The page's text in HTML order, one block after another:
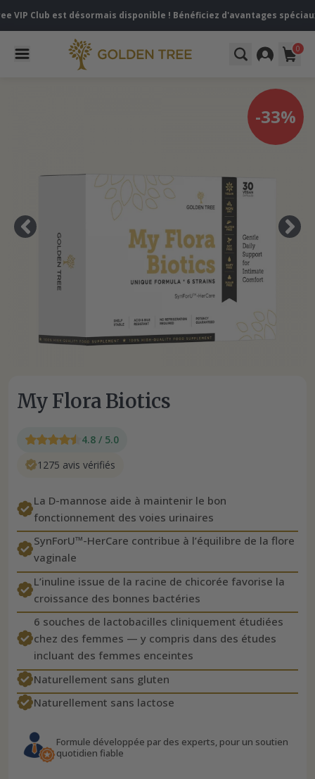
est désormais disponible ! Bénéficiez d'avantages spéciaux
0
-33%
My Flora Biotics
4.8 / 5.0
1275 avis vérifiés
La D-mannose aide à maintenir le bon
fonctionnement des voies urinaires
SynForU™-HerCare contribue à l’équilibre de la flore
vaginale
L’inuline issue de la racine de chicorée favorise la
croissance des bonnes bactéries
6 souches de lactobacilles cliniquement étudiées
chez des femmes — y compris dans des études
incluant des femmes enceintes
Naturellement sans gluten
Naturellement sans lactose
Formule développée par des experts, pour un soutien
quotidien fiable